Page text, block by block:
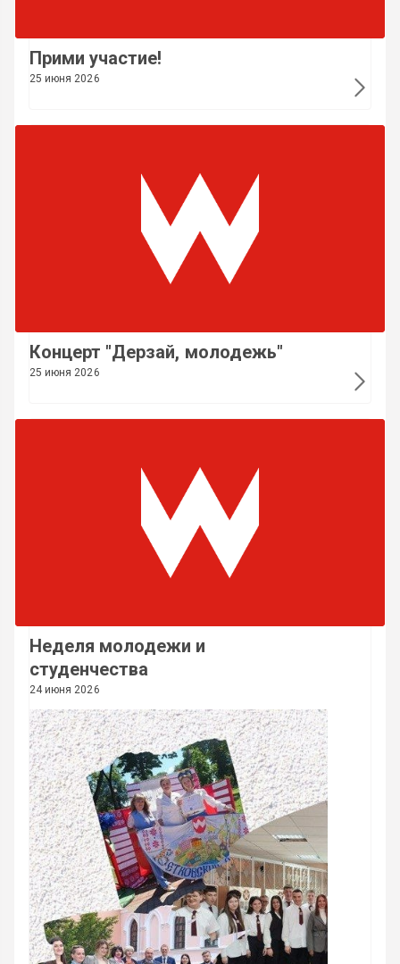
Прими участие!
25 июня 2026
Концерт "Дерзай, молодежь"
25 июня 2026
Неделя молодежи и
студенчества
24 июня 2026